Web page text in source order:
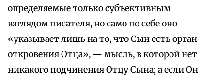
определяемые только субъективным
взглядом писателя, но само по себе оно
«указывает лишь на то, что Сын есть орган
откровения Отца», — мысль, в которой нет
никакого подчинения Отцу Сына; а если Он